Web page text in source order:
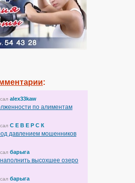
:
alex33kaw
по алиментам
С Е В Е Р С К
давлением мошенников
барыга
высохшее озеро
барыга